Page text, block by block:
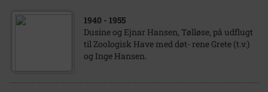
1940 - 1955
Dusine og Ejnar Hansen, Tølløse, på udflugt
til Zoologisk Have med døt- rene Grete (t.v.)
og Inge Hansen.